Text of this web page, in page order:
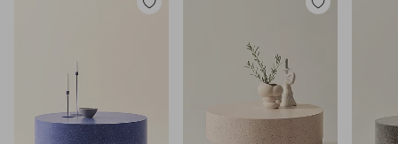
Lägg
Lägg